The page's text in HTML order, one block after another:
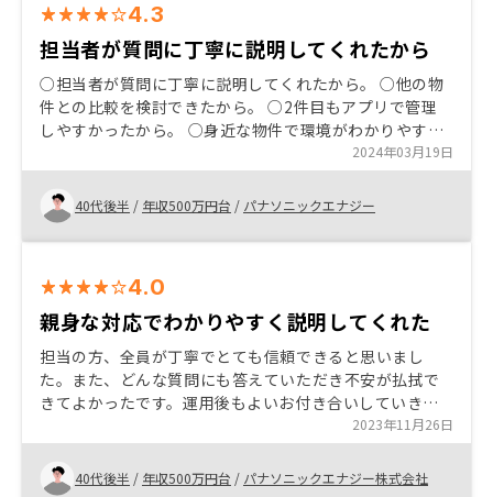
4.3
担当者が質問に丁寧に説明してくれたから
○担当者が質問に丁寧に説明してくれたから。 ○他の物
件との比較を検討できたから。 ○2件目もアプリで管理
しやすかったから。 ○身近な物件で環境がわかりやすか
ったから。 ○2件目で投資活用を増やしたかったから。
リノベーションなど付加価値を付けて 差別化を図り、自
分も住みたいと思う物件ができればいいなと思います
2024年03月19日
40代後半 / 年収500万円台 / パナソニックエナジー
4.0
親身な対応でわかりやすく説明してくれた
担当の方、全員が丁寧でとても信頼できると思いまし
た。また、どんな質問にも答えていただき不安が払拭で
きてよかったです。運用後もよいお付き合いしていきた
いと思います。今回は大阪の物件を契約したので、次回
は東京の物件を契約できればと思います。
2023年11月26日
40代後半 / 年収500万円台 / パナソニックエナジー株式会社